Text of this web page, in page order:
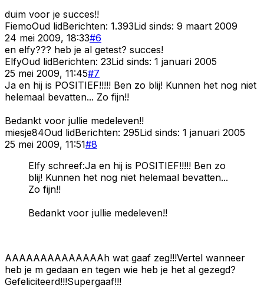
duim voor je succes!!
FiemoOud lidBerichten: 1.393Lid sinds: 9 maart 2009
24 mei 2009, 18:33#6
en elfy??? heb je al getest? succes!
ElfyOud lidBerichten: 23Lid sinds: 1 januari 2005
25 mei 2009, 11:45#7
Ja en hij is POSITIEF!!!!! Ben zo blij! Kunnen het nog niet
helemaal bevatten... Zo fijn!!
Bedankt voor jullie medeleven!!
miesje84Oud lidBerichten: 295Lid sinds: 1 januari 2005
25 mei 2009, 11:51#8
Elfy schreef:Ja en hij is POSITIEF!!!!! Ben zo
blij! Kunnen het nog niet helemaal bevatten...
Zo fijn!!
Bedankt voor jullie medeleven!!
AAAAAAAAAAAAAAh wat gaaf zeg!!!Vertel wanneer
heb je m gedaan en tegen wie heb je het al gezegd?
Gefeliciteerd!!!Supergaaf!!!